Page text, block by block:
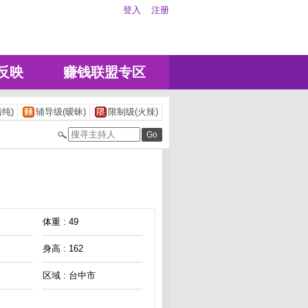
登入 注册
映 赚钱联盟专区
纯) 辅导级(暧昧) 限制级(火辣)
体重 : 49
身高 : 162
区域 : 台中市